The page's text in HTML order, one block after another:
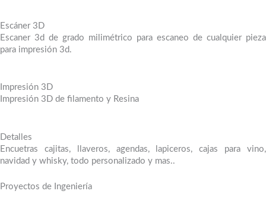
Escáner 3D
Escaner 3d de grado milimétrico para escaneo de cualquier pieza
para impresión 3d.
Impresión 3D
Impresión 3D de filamento y Resina
Detalles
Encuetras cajitas, llaveros, agendas, lapiceros, cajas para vino,
navidad y whisky, todo personalizado y mas..
Proyectos de Ingeniería